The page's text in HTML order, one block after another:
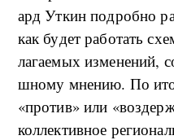
ард Ут­кин по­дроб­но
как бу­дет ра­бо­тать
ла­га­е­мых из­ме­не­ний,
ш­но­му мне­нию. По
«про­тив» или
кол­лек­тив­ное